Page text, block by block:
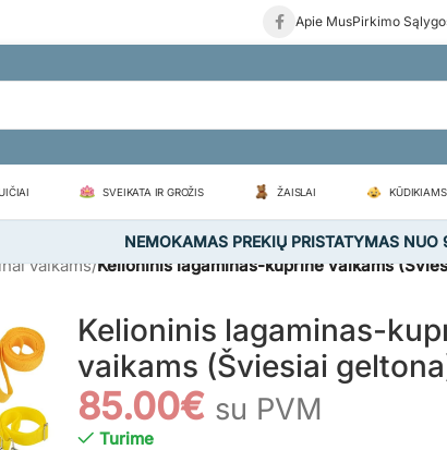
Apie MusPirkimo
SVEIKATA IR GROŽIS ŽAISLAI
NEMOKAMAS PREKIŲ PRISTATYMAS NUO
vaikams/Kelioninis lagaminas-kuprinė vaikams
Kelioninis lagaminas-
vaikams (Šviesiai
85.00€ su PVM
Turime